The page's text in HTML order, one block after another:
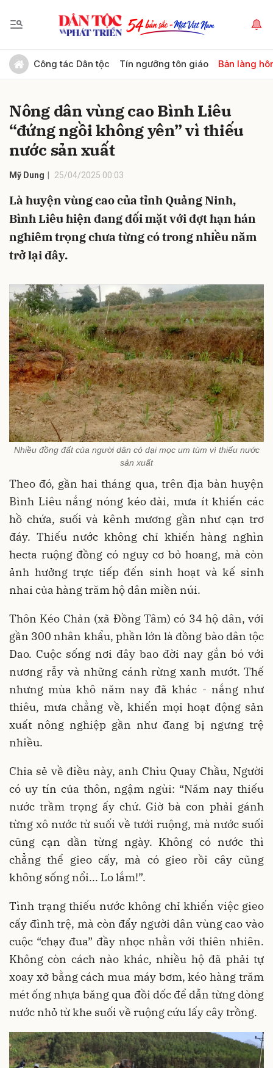
Công tác Dân tộc Tín ngưỡng tôn giáo Bản làng
Nông dân vùng cao Bình Liêu
“đứng ngồi không yên” vì thiếu
nước sản xuất
Mỹ Dung 25/04/2025 00:03
Là huyện vùng cao của tỉnh Quảng Ninh,
Bình Liêu hiện đang đối mặt với đợt hạn hán
nghiêm trọng chưa từng có trong nhiều năm
trở lại đây.
Nhiều đồng đất của người dân cỏ dại mọc um tùm vì thiếu nước
sản xuất
Theo đó, gần hai tháng qua, trên địa bàn huyện
Bình Liêu nắng nóng kéo dài, mưa ít khiến các
hồ chứa, suối và kênh mương gần như cạn trơ
đáy. Thiếu nước không chỉ khiến hàng nghìn
hecta ruộng đồng có nguy cơ bỏ hoang, mà còn
ảnh hưởng trực tiếp đến sinh hoạt và kế sinh
nhai của hàng trăm hộ dân miền núi.
Thôn Kéo Chản (xã Đồng Tâm) có 34 hộ dân, với
gần 300 nhân khẩu, phần lớn là đồng bào dân tộc
Dao. Cuộc sống nơi đây bao đời nay gắn bó với
nương rẫy và những cánh rừng xanh mướt. Thế
nhưng mùa khô năm nay đã khác - nắng như
thiêu, mưa chẳng về, khiến mọi hoạt động sản
xuất nông nghiệp gần như đang bị ngưng trệ
nhiều.
Chia sẻ về điều này, anh Chìu Quay Chầu, Người
có uy tín của thôn, ngậm ngùi: “Năm nay thiếu
nước trầm trọng ấy chứ. Giờ bà con phải gánh
từng xô nước từ suối về tưới ruộng, mà nước suối
cũng cạn dần từng ngày. Không có nước thì
chẳng thể gieo cấy, mà có gieo rồi cây cũng
không sống nổi... Lo lắm!”.
Tình trạng thiếu nước không chỉ khiến việc gieo
cấy đình trệ, mà còn đẩy người dân vùng cao vào
cuộc “chạy đua” đầy nhọc nhằn với thiên nhiên.
Không còn cách nào khác, nhiều hộ đã phải tự
xoay xở bằng cách mua máy bơm, kéo hàng trăm
mét ống nhựa băng qua đồi dốc để dẫn từng dòng
nước nhỏ từ khe suối về ruộng cứu lấy cây trồng.
Gửi bình luận